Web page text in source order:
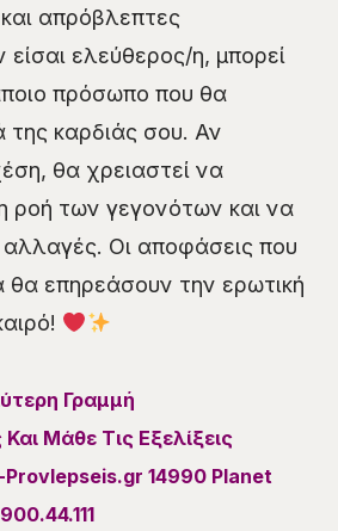
απρόβλεπτες
ελεύθερος/η, μπορεί
πρόσωπο που θα
της καρδιάς σου. Αν
θα χρειαστεί να
ροή των γεγονότων και να
αλλαγές. Οι αποφάσεις που
θα επηρεάσουν την ερωτική
Γραμμή
Μάθε Τις Εξελίξεις
14990 Planet